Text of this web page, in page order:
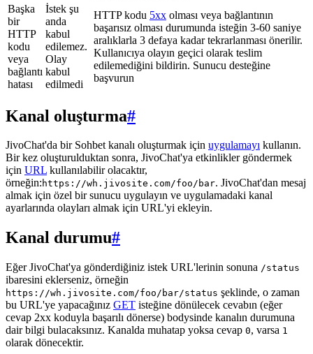
Başka
bir
HTTP
kodu
veya
bağlantı
hatası
İstek şu
anda
kabul
edilemez.
Olay
kabul
edilmedi
HTTP kodu 5xx olması veya bağlantının
başarısız olması durumunda isteğin 3-60 saniye
aralıklarla 3 defaya kadar tekrarlanması önerilir.
Kullanıcıya olayın geçici olarak teslim
edilemediğini bildirin. Sunucu desteğine
başvurun
Kanal oluşturma#
JivoChat'da bir Sohbet kanalı oluşturmak için uygulamayı kullanın.
Bir kez oluşturulduktan sonra, JivoChat'ya etkinlikler göndermek
için URL kullanılabilir olacaktır,
örneğin: https://wh.jivosite.com/foo/bar. JivoChat'dan mesaj
almak için özel bir sunucu uygulayın ve uygulamadaki kanal
ayarlarında olayları almak için URL'yi ekleyin.
Kanal durumu#
Eğer JivoChat'ya gönderdiğiniz istek URL'lerinin sonuna /status
ibaresini eklerseniz, örneğin
https://wh.jivosite.com/foo/bar/status şeklinde, o zaman
bu URL'ye yapacağınız GET isteğine dönülecek cevabın (eğer
cevap 2xx koduyla başarılı dönerse) bodysinde kanalın durumuna
dair bilgi bulacaksınız. Kanalda muhatap yoksa cevap 0, varsa 1
olarak dönecektir.